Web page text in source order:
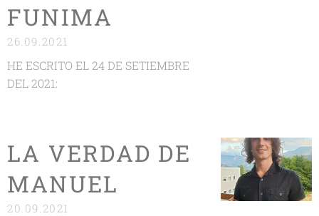
FUNIMA
26.09.2021
HE ESCRITO EL 24 DE SETIEMBRE
DEL 2021:
LA VERDAD DE
MANUEL
20.09.2021